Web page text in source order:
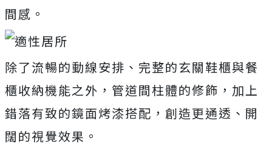
間感。
除了流暢的動線安排、完整的玄關鞋櫃與餐
櫃收納機能之外，管道間柱體的修飾，加上
錯落有致的鏡面烤漆搭配，創造更通透、開
闊的視覺效果。